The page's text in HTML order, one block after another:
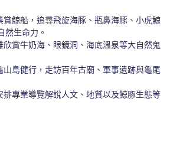
賞鯨船，追尋飛旋海豚、瓶鼻海豚、小虎鯨
然生命力。
欣賞牛奶海、眼鏡洞、海底溫泉等大自然鬼
山島健行，走訪百年古廟、軍事遺跡與龜尾
排專業導覽解說人文、地質以及鯨豚生態等